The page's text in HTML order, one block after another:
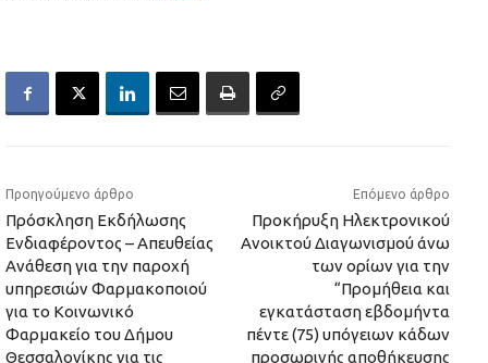
Προηγούμενο άρθρο
Πρόσκληση Εκδήλωσης
Ενδιαφέροντος – Απευθείας
Ανάθεση για την παροχή
υπηρεσιών Φαρμακοποιού
για το Κοινωνικό
Φαρμακείο του Δήμου
Θεσσαλονίκης για τις
Επόμενο άρθρο
Προκήρυξη Ηλεκτρονικού
Ανοικτού Διαγωνισμού άνω
των ορίων για την
“Προμήθεια και
εγκατάσταση εβδομήντα
πέντε (75) υπόγειων κάδων
προσωρινής αποθήκευσης